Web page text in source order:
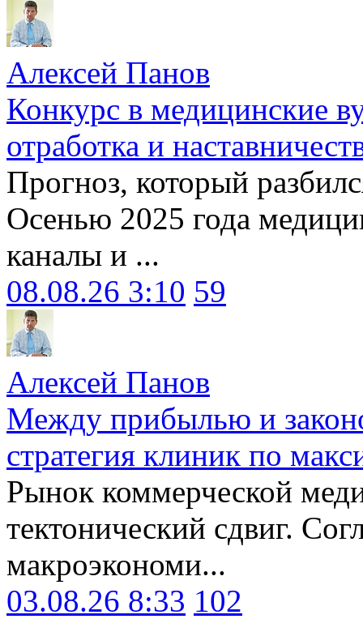
Алексей Панов
Конкурс в медицинские
отработка и
Прогноз, который
Осенью 2025 года
каналы и ...
08.08.26 3:10 59
Алексей Панов
Между прибылью и
стратегия клиник по
Рынок коммерческой
тектонический сдвиг.
макроэкономи...
03.08.26 8:33 102